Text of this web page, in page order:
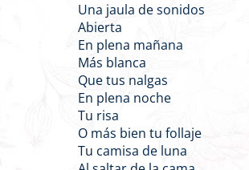
Una jaula de sonidos
Abierta
En plena mañana
Más blanca
Que tus nalgas
En plena noche
Tu risa
O más bien tu follaje
Tu camisa de luna